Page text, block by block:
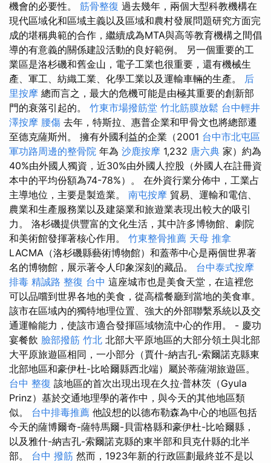
機會的必要性。 筋骨整復 過去幾年，兩個大型科教機構在
現代區域化和區域主義以及區域和農村發展問題研究方面完
成的堪稱典範的合作，繼續成為MTA與高等教育機構之間倡
導的有意義的關係建設活動的良好範例。 另一個重要的工
業區是洛杉磯和舊金山，電子工業也很重要，還有機械生
產、軍工、紡織工業、化學工業以及運輸車輛的生產。 后
里按摩 總而言之，最大的危機可能是由極其重要的創新部
門的衰落引起的。 竹東市場撥筋堂 竹北筋膜放鬆 台中輕井
澤按摩 腰傷 去年，特斯拉、惠普企業和甲骨文也將總部遷
至德克薩斯州。 擁有外國利益的企業（2001 台中市北屯區
軍功路周邊的整骨院 年為 沙鹿按摩 1,232 唐六典 家）約為
40%由外國人獨資，近30%由外國人控股（外國人在註冊資
本中的平均份額為74-78%）。 在外資行業分佈中，工業占
主導地位，主要是製造業。 南屯按摩 貿易、運輸和電信、
農業和生產服務業以及建築業和旅遊業表現出較大的吸引
力。 洛杉磯提供豐富的文化生活，其中許多博物館、劇院
和美術館發揮著核心作用。 竹東整骨推薦 天母 推拿
LACMA（洛杉磯縣藝術博物館）和蓋蒂中心是兩個世界著
名的博物館，展示著令人印象深刻的藏品。 台中泰式按摩
排毒 精誠路 整復 台中 這座城市也是美食天堂，在這裡您
可以品嚐到世界各地的美食，從高檔餐廳到當地的美食車。
該市在區域內的獨特地理位置、強大的外部聯繫系統以及交
通運輸能力，使該市適合發揮區域物流中心的作用。 - 慶功
宴餐飲 臉部撥筋 竹北 北部大平原地區的大部分領土與北部
大平原旅遊區相同，一小部分（賈什-納吉孔-索爾諾克縣東
北部地區和豪伊杜-比哈爾縣西北端）屬於蒂薩湖旅遊區。
台中 整復 該地區的首次出現出現在久拉·普林茨（Gyula
Prinz）基於交通地理學的著作中，與今天的其他地區類
似。 台中排毒推薦 他設想的以德布勒森為中心的地區包括
今天的薩博爾奇-薩特馬爾-貝雷格縣和豪伊杜-比哈爾縣，
以及雅什-納吉孔-索爾諾克縣的東半部和貝克什縣的北半
部。 台中 撥筋 然而，1923年新的行政區劃最終並不是以